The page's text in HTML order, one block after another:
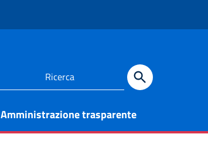
Amministrazione trasparente